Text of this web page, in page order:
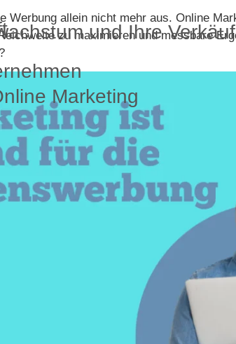
und Ihre
Marketing
allein nicht mehr aus. Online
zu maximieren und messbare